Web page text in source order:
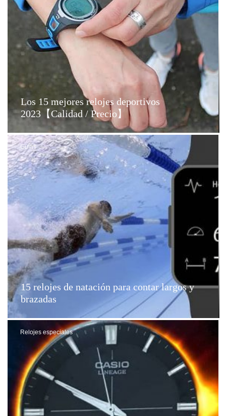
Los 15 mejores relojes deportivos
2023【Calidad / Precio】
Guías
15 relojes de natación para contar largos y
brazadas
Relojes especiales